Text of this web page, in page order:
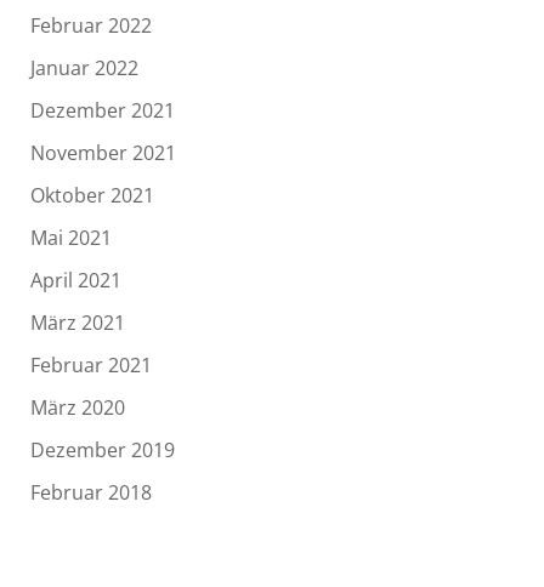
Februar 2022
Januar 2022
Dezember 2021
November 2021
Oktober 2021
Mai 2021
April 2021
März 2021
Februar 2021
März 2020
Dezember 2019
Februar 2018